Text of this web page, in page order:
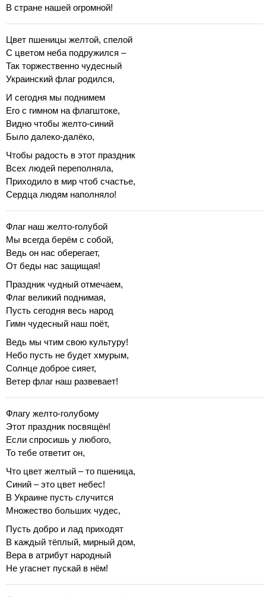
В стране нашей огромной!
Цвет пшеницы желтой, спелой
С цветом неба подружился –
Так торжественно чудесный
Украинский флаг родился,
И сегодня мы поднимем
Его с гимном на флагштоке,
Видно чтобы желто-синий
Было далеко-далёко,
Чтобы радость в этот праздник
Всех людей переполняла,
Приходило в мир чтоб счастье,
Сердца людям наполняло!
Флаг наш желто-голубой
Мы всегда берём с собой,
Ведь он нас оберегает,
От беды нас защищая!
Праздник чудный отмечаем,
Флаг великий поднимая,
Пусть сегодня весь народ
Гимн чудесный наш поёт,
Ведь мы чтим свою культуру!
Небо пусть не будет хмурым,
Солнце доброе сияет,
Ветер флаг наш развевает!
Флагу желто-голубому
Этот праздник посвящён!
Если спросишь у любого,
То тебе ответит он,
Что цвет желтый – то пшеница,
Синий – это цвет небес!
В Украине пусть случится
Множество больших чудес,
Пусть добро и лад приходят
В каждый тёплый, мирный дом,
Вера в атрибут народный
Не угаснет пускай в нём!